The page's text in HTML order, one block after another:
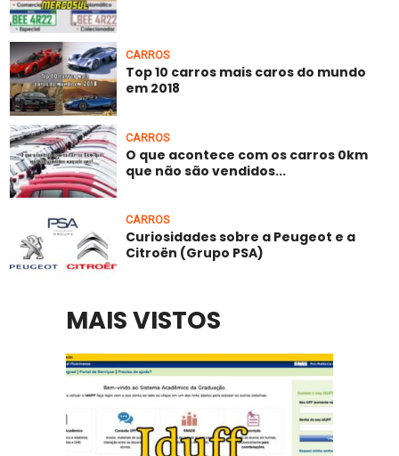
CARROS
Top 10 carros mais caros do mundo
em 2018
CARROS
O que acontece com os carros 0km
que não são vendidos...
CARROS
Curiosidades sobre a Peugeot e a
Citroën (Grupo PSA)
MAIS VISTOS